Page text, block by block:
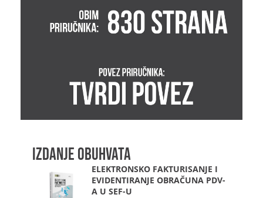
IZDANJE OBUHVATA
ELEKTRONSKO FAKTURISANJE I
EVIDENTIRANJE OBRAČUNA PDV-
A U SEF-U